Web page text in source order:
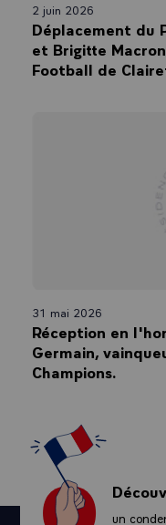
2 juin 2026
Déplacement du
et Brigitte
Football de
31 mai 2026
Réception en
Germain,
Champions.
un